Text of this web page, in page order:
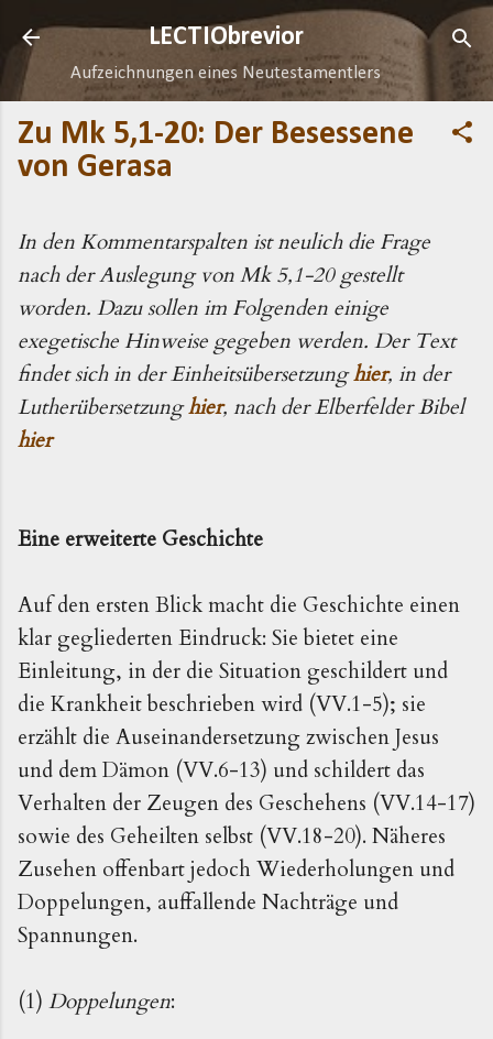
Direkt zum Hauptbereich
LECTIObrevior
Aufzeichnungen eines Neutestamentlers
Zu Mk 5,1-20: Der Besessene
von Gerasa
In den Kommentarspalten ist neulich die Frage
nach der Auslegung von Mk 5,1-20 gestellt
worden. Dazu sollen im Folgenden einige
exegetische Hinweise gegeben werden. Der Text
findet sich in der Einheitsübersetzunghier, in der
Lutherübersetzunghier, nach der Elberfelder Bibel
hier
Eine erweiterte Geschichte
Auf den ersten Blick macht die Geschichte einen
klar gegliederten Eindruck: Sie bietet eine
Einleitung, in der die Situation geschildert und
die Krankheit beschrieben wird (VV.1-5); sie
erzählt die Auseinandersetzung zwischen Jesus
und dem Dämon (VV.6-13) und schildert das
Verhalten der Zeugen des Geschehens (VV.14-17)
sowie des Geheilten selbst (VV.18-20). Näheres
Zusehen offenbart jedoch Wiederholungen und
Doppelungen, auffallende Nachträge und
Spannungen.
(1) Doppelungen: